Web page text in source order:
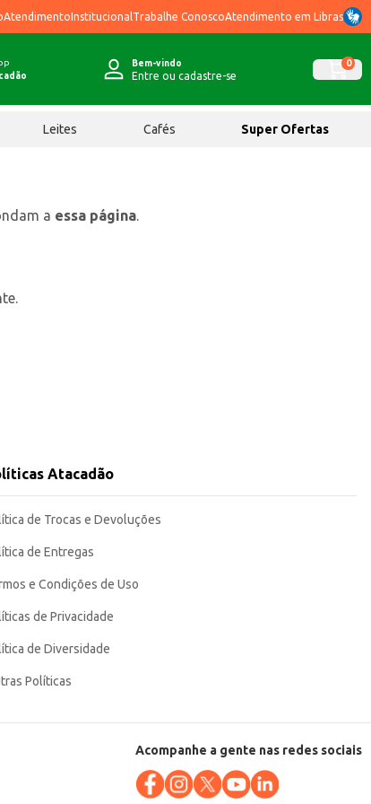
AtendimentoInstitucional Trabalhe ConoscoAtendimento em Libras
Bem-vindo
Entre ou cadastre-se
0
Leites Cafés Super Ofertas
a essa página.
Atacadão
de Trocas e Devoluções
de Entregas
e Condições de Uso
de Privacidade
de Diversidade
Políticas
Acompanhe a gente nas redes sociais